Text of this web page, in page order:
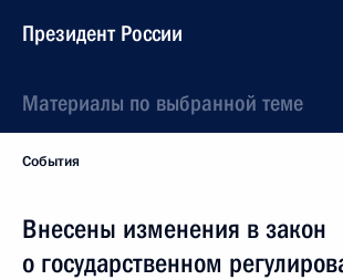
Президент России
Материалы по выбранной теме
События
Внесены изменения в закон
о государственном